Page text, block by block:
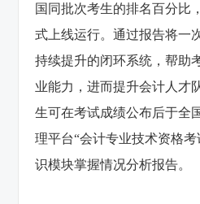
国同批次考生的排名百分比
式上线运行。通过报告将一
持续提升的闭环系统，帮助
业能力，进而提升会计人才
生可在考试成绩公布后于全
理平台“会计专业技术资格
识模块掌握情况分析报告。